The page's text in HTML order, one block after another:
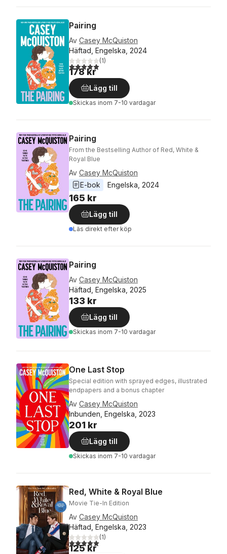
Pairing
Av Casey McQuiston
Häftad, Engelska, 2024
5,0utav 5 stjärnor. Totalt antal röster:
(1)
178 kr
Lägg till
Skickas inom 7-10 vardagar
Pairing
From the Bestselling Author of Red, White &
Royal Blue
Av Casey McQuiston
E-bok
Engelska 2024
165 kr
Lägg till
Läs direkt efter köp
Pairing
Av Casey McQuiston
Häftad, Engelska, 2025
133 kr
Lägg till
Skickas inom 7-10 vardagar
One Last Stop
Special edition with sprayed edges, illustrated
endpapers and a bonus chapter
Av Casey McQuiston
Inbunden, Engelska, 2023
201 kr
Lägg till
Skickas inom 7-10 vardagar
Red, White & Royal Blue
Movie Tie-In Edition
Av Casey McQuiston
Häftad, Engelska, 2023
5,0utav 5 stjärnor. Totalt antal röster:
(1)
125 kr